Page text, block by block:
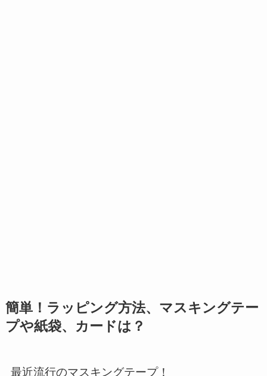
簡単！ラッピング方法、マスキングテー
プや紙袋、カードは？
最近流行のマスキングテープ！